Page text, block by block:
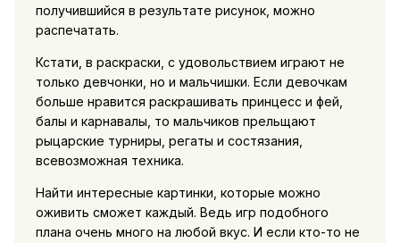
получившийся в результате рисунок, можно
распечатать.
Кстати, в раскраски, с удовольствием играют не
только девчонки, но и мальчишки. Если девочкам
больше нравится раскрашивать принцесс и фей,
балы и карнавалы, то мальчиков прельщают
рыцарские турниры, регаты и состязания,
всевозможная техника.
Найти интересные картинки, которые можно
оживить сможет каждый. Ведь игр подобного
плана очень много на любой вкус. И если кто-то не